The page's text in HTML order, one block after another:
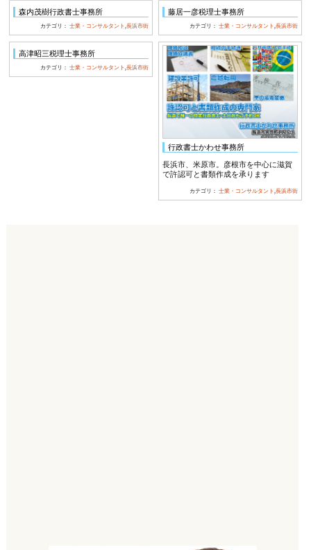
森内茂樹行政書士事務所
カテゴリ：士業・コンサルタント,長浜市街
藤居一彦税理士事務所
カテゴリ：士業・コンサルタント,長浜市街
高津昭三税理士事務所
カテゴリ：士業・コンサルタント,長浜市街
行政書士かわせ事務所
長浜市、米原市。彦根市を中心に滋賀
で許認可と書類作成を承ります
カテゴリ：士業・コンサルタント,長浜市街